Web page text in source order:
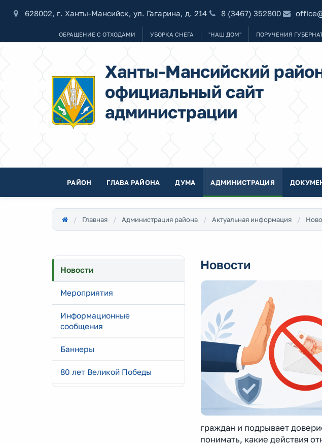
628002, г. Ханты-Мансийск, ул. Гагарина, д. 214 8 (3467) 352800
ОБРАЩЕНИЕ С ОТХОДАМИ УБОРКА СНЕГА "НАШ ДОМ" ПОРУЧЕНИЯ
Ханты-Мансийский
официальный сайт
администрации
РАЙОН ГЛАВА РАЙОНА ДУМА АДМИНИСТРАЦИЯ
Главная Администрация района Актуальная информация
Новости
Мероприятия
Информационные
сообщения
Баннеры
80 лет Великой Победы
Новости
граждан и подрывает
понимать, какие действия